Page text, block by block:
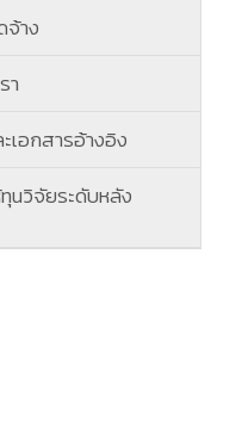
จ้าง
า
เอกสารอ้างอิง
นวิจัยระดับหลัง